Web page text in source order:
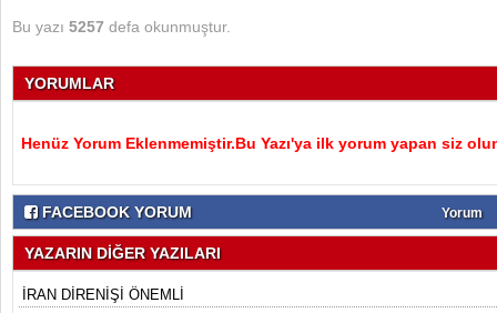
Bu yazı 5257 defa okunmuştur.
YORUMLAR
Henüz Yorum Eklenmemiştir.Bu Yazı'ya ilk yorum yapan siz
FACEBOOK YORUM Yorum
YAZARIN DİĞER YAZILARI
İRAN DİRENİŞİ ÖNEMLİ